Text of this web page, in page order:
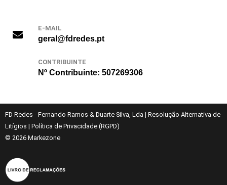
E-MAIL
geral@fdredes.pt
CONTRIBUINTE
Nº Contribuinte: 507269306
FD Redes - Fernando Ramos & Duarte Silva, Lda | Resolução Alternativa de
Litígios | Política de Privacidade (RGPD)
© 2026 Markezone